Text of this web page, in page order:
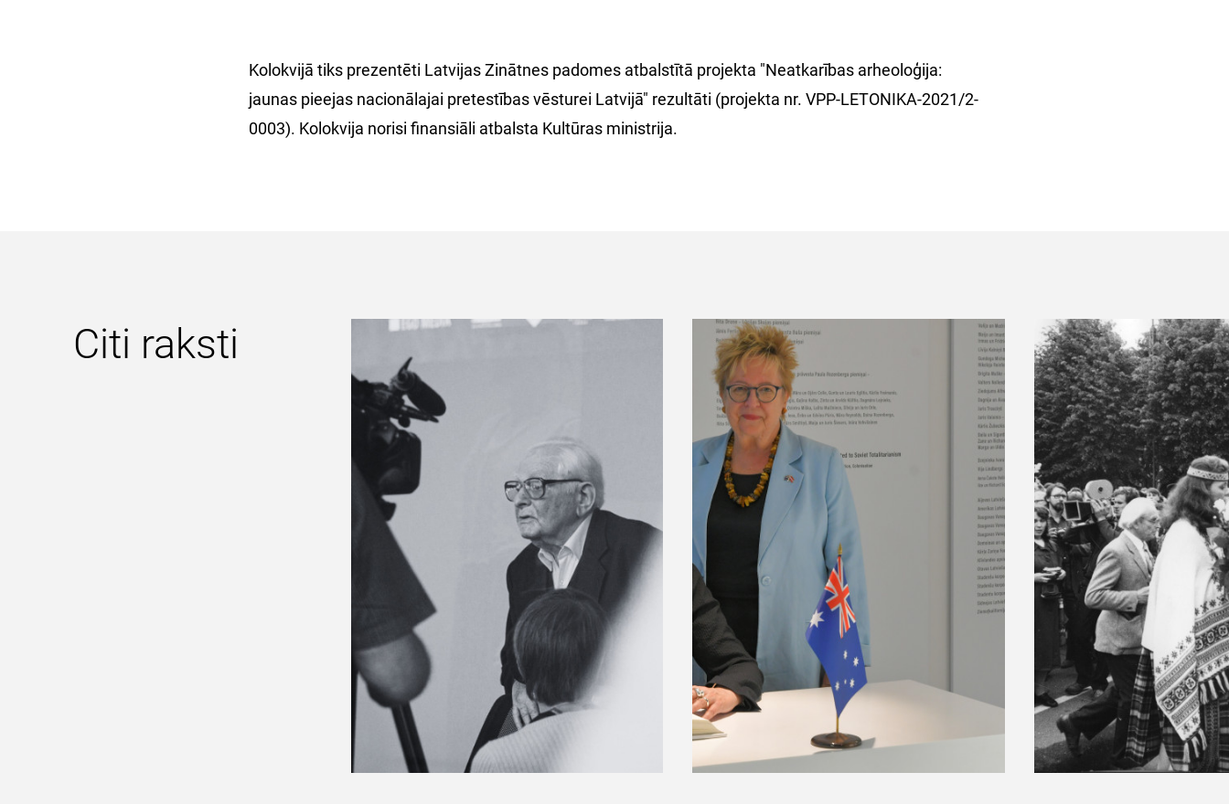
Kolokvijā tiks prezentēti Latvijas Zinātnes padomes atbalstītā projekta "Neatkarības arheoloģija:
jaunas pieejas nacionālajai pretestības vēsturei Latvijā" rezultāti (projekta nr. VPP-LETONIKA-2021/2-
0003). Kolokvija norisi finansiāli atbalsta Kultūras ministrija.
Citi raksti